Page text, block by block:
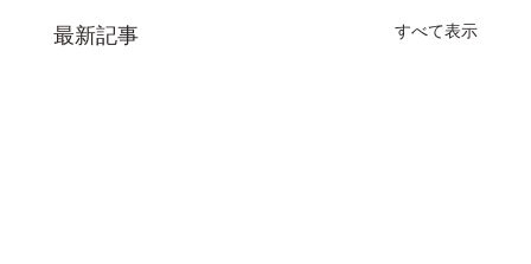
最新記事 すべて表示